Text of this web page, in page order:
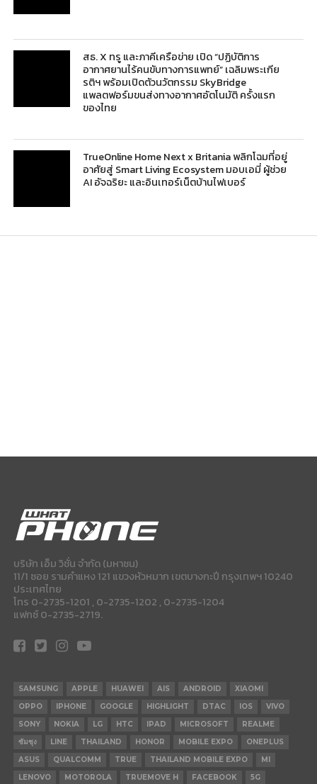
สธ. X ทรู และภาคีเครือข่าย เปิด “ปฏิบัติการ
อากาศยานไร้คนขับทางการแพทย์” เฉลิมพระเกีย
รติฯ พร้อมเปิดตัวนวัตกรรม SkyBridge
แพลตฟอร์มขนส่งทางอากาศอัตโนมัติ ครั้งแรก
ของไทย
TrueOnline Home Next x Britania พลิกโฉมที่อยู่
อาศัยสู่ Smart Living Ecosystem มอบเอมี่ ผู้ช่วย
AI อัจฉริยะ และอินเทอร์เน็ตบ้านไฟเบอร์
บริษัท เอ็ม วิชั่น จำกัด (มหาชน)
11/1 ซอย รามคำแหง 121 แขวงหัวหมาก เขตบางกะปี กรุงเทพฯ 10240
ประเทศไทย
โทร 0-2735-1201 , 0-2735-1202 , 0-2735-1204
แฟกซ์ 0-2735-2719.
SAMSUNG APPLE HUAWEI AIS ANDROID
XIAOMI
OPPO
IPHONE GOOGLE HIGHLIGHT DTAC IOS
VIVO
SONY
NOKIA LG HTC IPAD MICROSOFT
REALME
ซัมซุง
LINE THAILAND HONOR MOBILE EXPO
ONEPLUS
ASUS
QUALCOMM TRUE THAILAND MOBILE EXPO
MI
LENOVO
MOTOROLA TRUEMOVE H FACEBOOK 5G